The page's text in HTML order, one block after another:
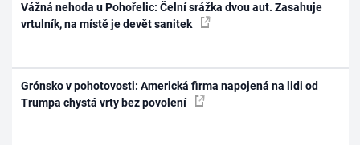
Vážná nehoda u Pohořelic: Čelní srážka dvou aut. Zasahuje
vrtulník, na místě je devět sanitek
Grónsko v pohotovosti: Americká firma napojená na lidi od
Trumpa chystá vrty bez povolení